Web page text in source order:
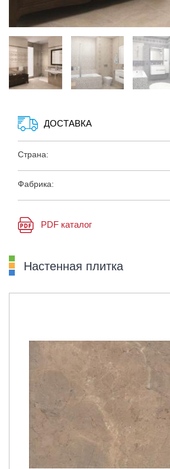
ДОСТАВКА
Страна:
Фабрика:
PDF каталог
Настенная плитка